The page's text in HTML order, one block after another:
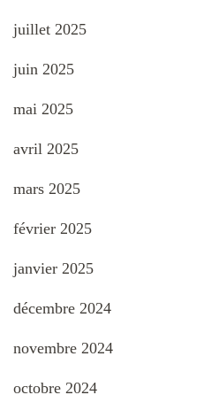
juillet 2025
juin 2025
mai 2025
avril 2025
mars 2025
février 2025
janvier 2025
décembre 2024
novembre 2024
octobre 2024